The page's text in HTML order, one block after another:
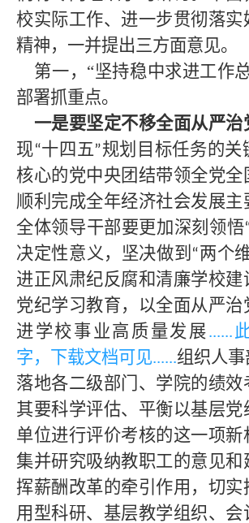
校实际工作、进一步贯彻落实
精神，一并提出三方面意见。
第一， “坚持稳中求进工作
部署抓重点。
一是要坚定不移全面从严治
现“十四五”规划目标任务的关
核心的党中央团结带领全党全
顺利完成全年经济社会发展主
全体领导干部要更加深刻领悟
决定性意义，坚决做到 “两个
进正风肃纪反腐和清廉学校建
党纪学习教育，以全面从严治
进学校事业高质量发展......
字，下载文档可见......组织人
落地各二级部门、学院的绩效
其要科学评估、平衡以基层党
单位进行评价考核的这一项新
集并研究吸纳教职工的意见和
挥薪酬改革的牵引作用，切实
用型科研、基层教学组织、会